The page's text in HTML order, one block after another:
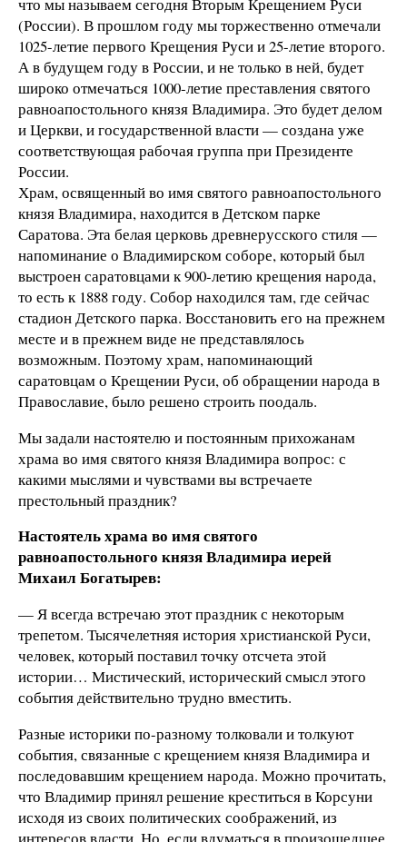
(России). В прошлом году мы торжественно отмечали
1025-летие первого Крещения Руси и 25-летие второго.
А в будущем году в России, и не только в ней, будет
широко отмечаться 1000‑летие преставления святого
равноапостольного князя Владимира. Это будет делом
и Церкви, и государственной власти — создана уже
соответствующая рабочая группа при Президенте
России.
Храм, освященный во имя святого равноапостольного
князя Владимира, находится в Детском парке
Саратова. Эта белая церковь древнерусского стиля —
напоминание о Владимирском соборе, который был
выстроен саратовцами к 900‑летию крещения народа,
то есть к 1888 году. Собор находился там, где сейчас
стадион Детского парка. Восстановить его на прежнем
месте и в прежнем виде не представлялось
возможным. Поэтому храм, напоминающий
саратовцам о Крещении Руси, об обращении народа в
Православие, было решено строить поодаль.
Мы задали настоятелю и постоянным прихожанам
храма во имя святого князя Владимира вопрос: с
какими мыслями и чувствами вы встречаете
престольный праздник?
Настоятель храма во имя святого
равноапостольного князя Владимира иерей
Михаил Богатырев:
— Я всегда встречаю этот праздник с некоторым
трепетом. Тысячелетняя история христианской Руси,
человек, который поставил точку отсчета этой
истории… Мистический, исторический смысл этого
события действительно трудно вместить.
Разные историки по-разному толковали и толкуют
события, связанные с крещением князя Владимира и
последовавшим крещением народа. Можно прочитать,
что Владимир принял решение креститься в Корсуни
исходя из своих политических соображений, из